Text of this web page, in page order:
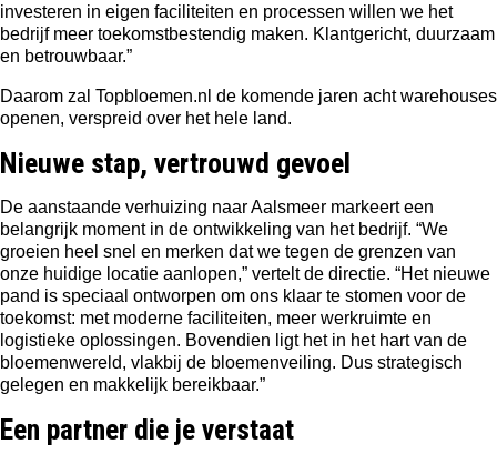
investeren in eigen faciliteiten en processen willen we het
bedrijf meer toekomstbestendig maken. Klantgericht, duurzaam
en betrouwbaar.”
Daarom zal Topbloemen.nl de komende jaren acht warehouses
openen, verspreid over het hele land.
Nieuwe stap, vertrouwd gevoel
De aanstaande verhuizing naar Aalsmeer markeert een
belangrijk moment in de ontwikkeling van het bedrijf. “We
groeien heel snel en merken dat we tegen de grenzen van
onze huidige locatie aanlopen,” vertelt de directie. “Het nieuwe
pand is speciaal ontworpen om ons klaar te stomen voor de
toekomst: met moderne faciliteiten, meer werkruimte en
logistieke oplossingen. Bovendien ligt het in het hart van de
bloemenwereld, vlakbij de bloemenveiling. Dus strategisch
gelegen en makkelijk bereikbaar.”
Een partner die je verstaat